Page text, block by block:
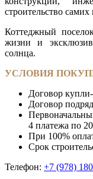
строительство самих
Коттеджный
жизни и
солнца.
УСЛОВИЯ
Договор
Договор
4 платежа по
При 100%
Срок
Телефон: +7 (978)